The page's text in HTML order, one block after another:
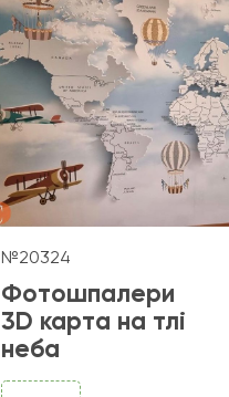
№20324
Фотошпалери
3D карта на тлі
неба